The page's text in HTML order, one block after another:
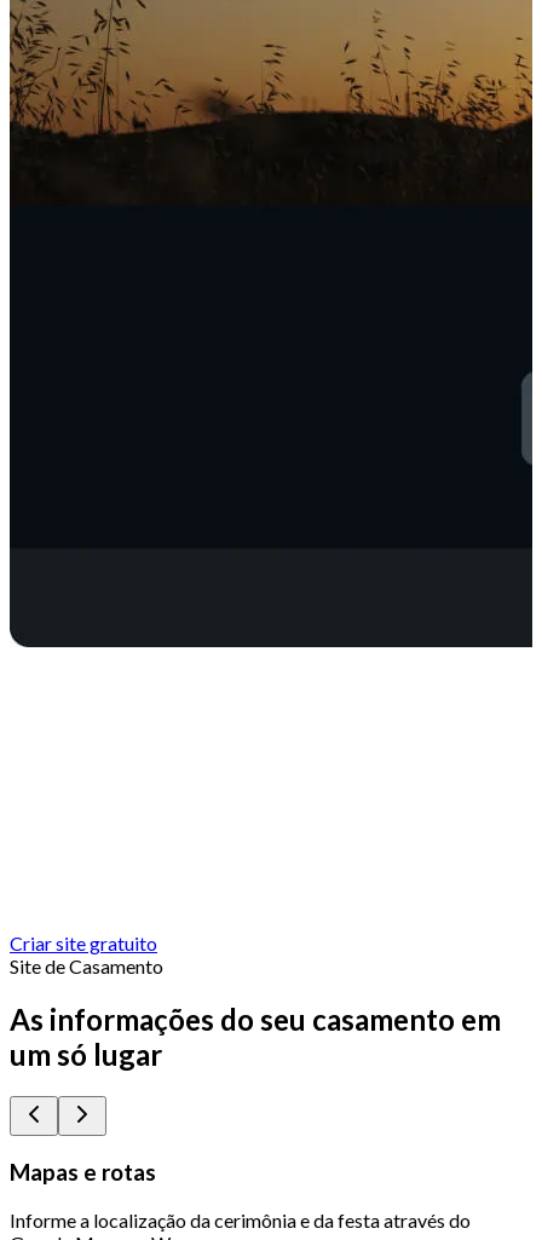
Criar site gratuito
Site de Casamento
As informações do seu casamento em
um só lugar
Mapas e rotas
Informe a localização da cerimônia e da festa através do